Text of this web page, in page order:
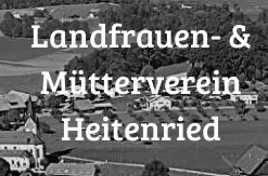
Landfrauen- &
Mütterverein
Heitenried